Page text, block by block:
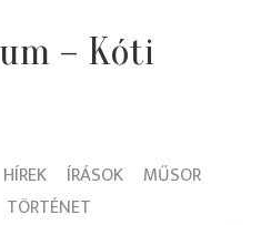
– Kóti
HÍREK ÍRÁSOK
MŰSOR
TÖRTÉNET